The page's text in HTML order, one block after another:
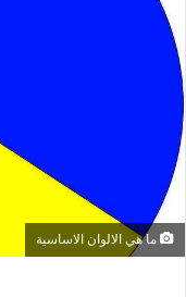
ما هي الالوان الاساسية